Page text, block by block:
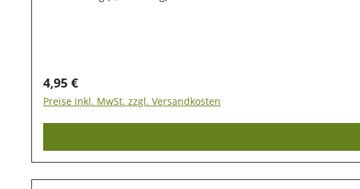
Regulärer Preis:
4,95 €
Preise inkl. MwSt. zzgl. Versandkosten